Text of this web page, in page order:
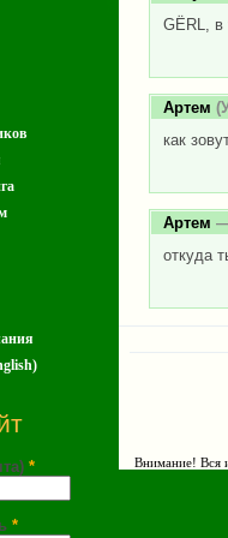
*
*
GЁRL, в
Артем
как
Артем —
откуда
Внимание! Вся